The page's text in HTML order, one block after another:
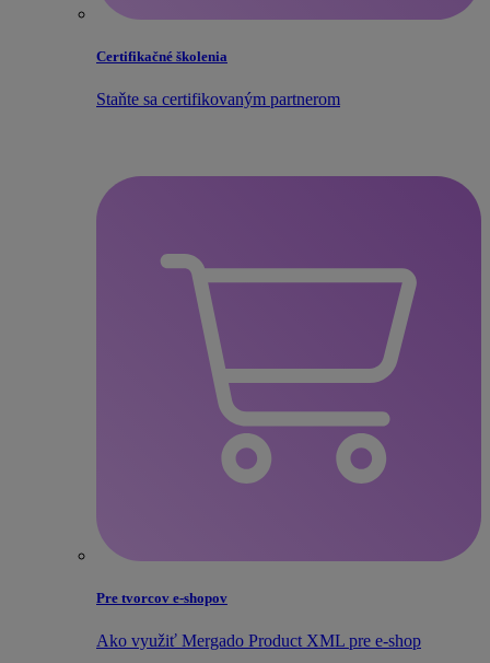
Certifikačné školenia
Staňte sa certifikovaným partnerom
Pre tvorcov e‑shopov
Ako využiť Mergado Product XML pre e‑shop